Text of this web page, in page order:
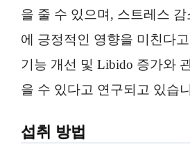
을 줄 수 있으며, 스트레스
에 긍정적인 영향을 미친다
기능 개선 및 Libido 증가와
을 수 있다고 연구되고 있습
섭취 방법